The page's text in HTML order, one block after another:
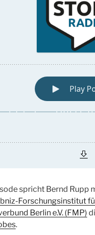
spricht Bernd Rupp
Forschungsinstitut
Berlin e.V. (FMP)
.